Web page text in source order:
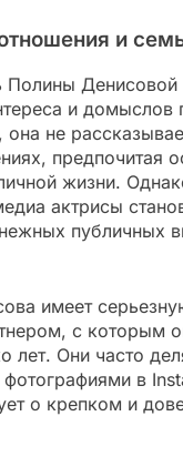
и
Полины Денисовой
и домыслов
не
предпочитая
жизни.
актрисы
публичных
имеет
с которым
лет. Они часто
в
о крепком и